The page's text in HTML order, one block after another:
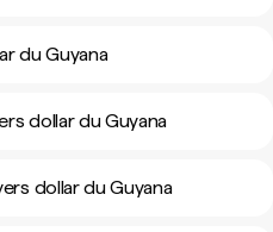
du Guyana
dollar du Guyana
dollar du Guyana